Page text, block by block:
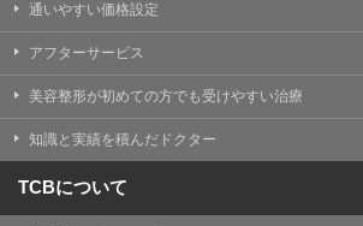
通いやすい価格設定
アフターサービス
美容整形が初めての方でも受けやすい治療
知識と実績を積んだドクター
TCBについて